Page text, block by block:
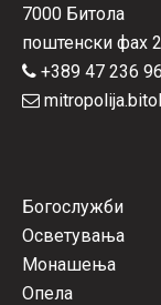
7000 Битола
поштенски фах
+389 47 236
Богослужби
Осветувања
Монашења
Опела